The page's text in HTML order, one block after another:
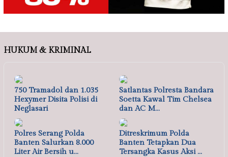
HUKUM & KRIMINAL
750 Tramadol dan 1.035
Hexymer Disita Polisi di
Neglasari
Satlantas Polresta Bandara
Soetta Kawal Tim Chelsea
dan AC M…
Polres Serang Polda
Banten Salurkan 8.000
Liter Air Bersih u…
Ditreskrimum Polda
Banten Tetapkan Dua
Tersangka Kasus Aksi …